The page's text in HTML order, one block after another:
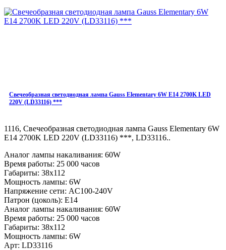
Свечеобразная светодиодная лампа Gauss Elementary 6W E14 2700K LED
220V (LD33116) ***
1116, Свечеобразная светодиодная лампа Gauss Elementary 6W
E14 2700K LED 220V (LD33116) ***, LD33116..
Аналог лампы накаливания: 60W
Время работы: 25 000 часов
Габариты: 38x112
Мощность лампы: 6W
Напряжение сети: AC100-240V
Патрон (цоколь): E14
Аналог лампы накаливания: 60W
Время работы: 25 000 часов
Габариты: 38x112
Мощность лампы: 6W
Арт: LD33116